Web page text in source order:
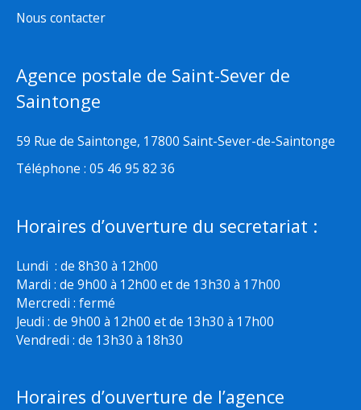
Nous contacter
Agence postale de Saint-Sever de
Saintonge
59 Rue de Saintonge, 17800 Saint-Sever-de-Saintonge
Téléphone : 05 46 95 82 36
Horaires d’ouverture du secretariat :
Lundi : de 8h30 à 12h00
Mardi : de 9h00 à 12h00 et de 13h30 à 17h00
Mercredi : fermé
Jeudi : de 9h00 à 12h00 et de 13h30 à 17h00
Vendredi : de 13h30 à 18h30
Horaires d’ouverture de l’agence